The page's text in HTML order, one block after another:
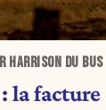
HARRISON DU BUS
la facture